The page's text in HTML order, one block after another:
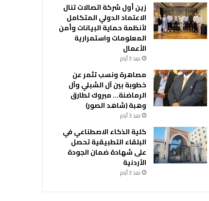
زين أول شركة اتصالات تنال
الاعتماد الدولي المتكامل
لأنظمة حماية البيانات وأمن
المعلومات واستمرارية
الأعمال
منذ 3 أيام
مصاهرة ونسب تثمر عن
خطوبة بين آل الشبلي وآل
الرماضنة… مبروك لطارق
وهبة (شاهد الصور)
منذ 3 أيام
كلية الذكاء الاصطناعي في
البلقاء التطبيقية تحصل
على شهادة ضمان الجودة
الأردنية
منذ 3 أيام